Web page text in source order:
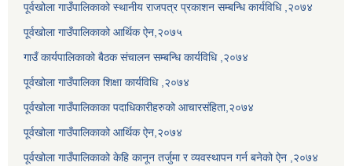
पूर्वखोला गाउँपालिकाको स्थानीय राजपत्र प्रकाशन सम्बन्धि कार्यविधि ,२०७४
पूर्वखोला गाउँपालिकाको आर्थिक ऐन,२०७५
गाउँ कार्यपालिकाको बैठक संचालन सम्बन्धि कार्यविधि ,२०७४
पूर्वखोला गाउँपालिका शिक्षा कार्यविधि ,२०७४
पूर्वखोला गाउँपालिकाका पदाधिकारीहरुको आचारसंहिता,२०७४
पूर्वखोला गाउँपालिकाको आर्थिक ऐन,२०७४
पूर्वखोला गाउँपालिकाको केहि कानून तर्जुमा र व्यवस्थापन गर्न बनेको ऐन ,२०७४